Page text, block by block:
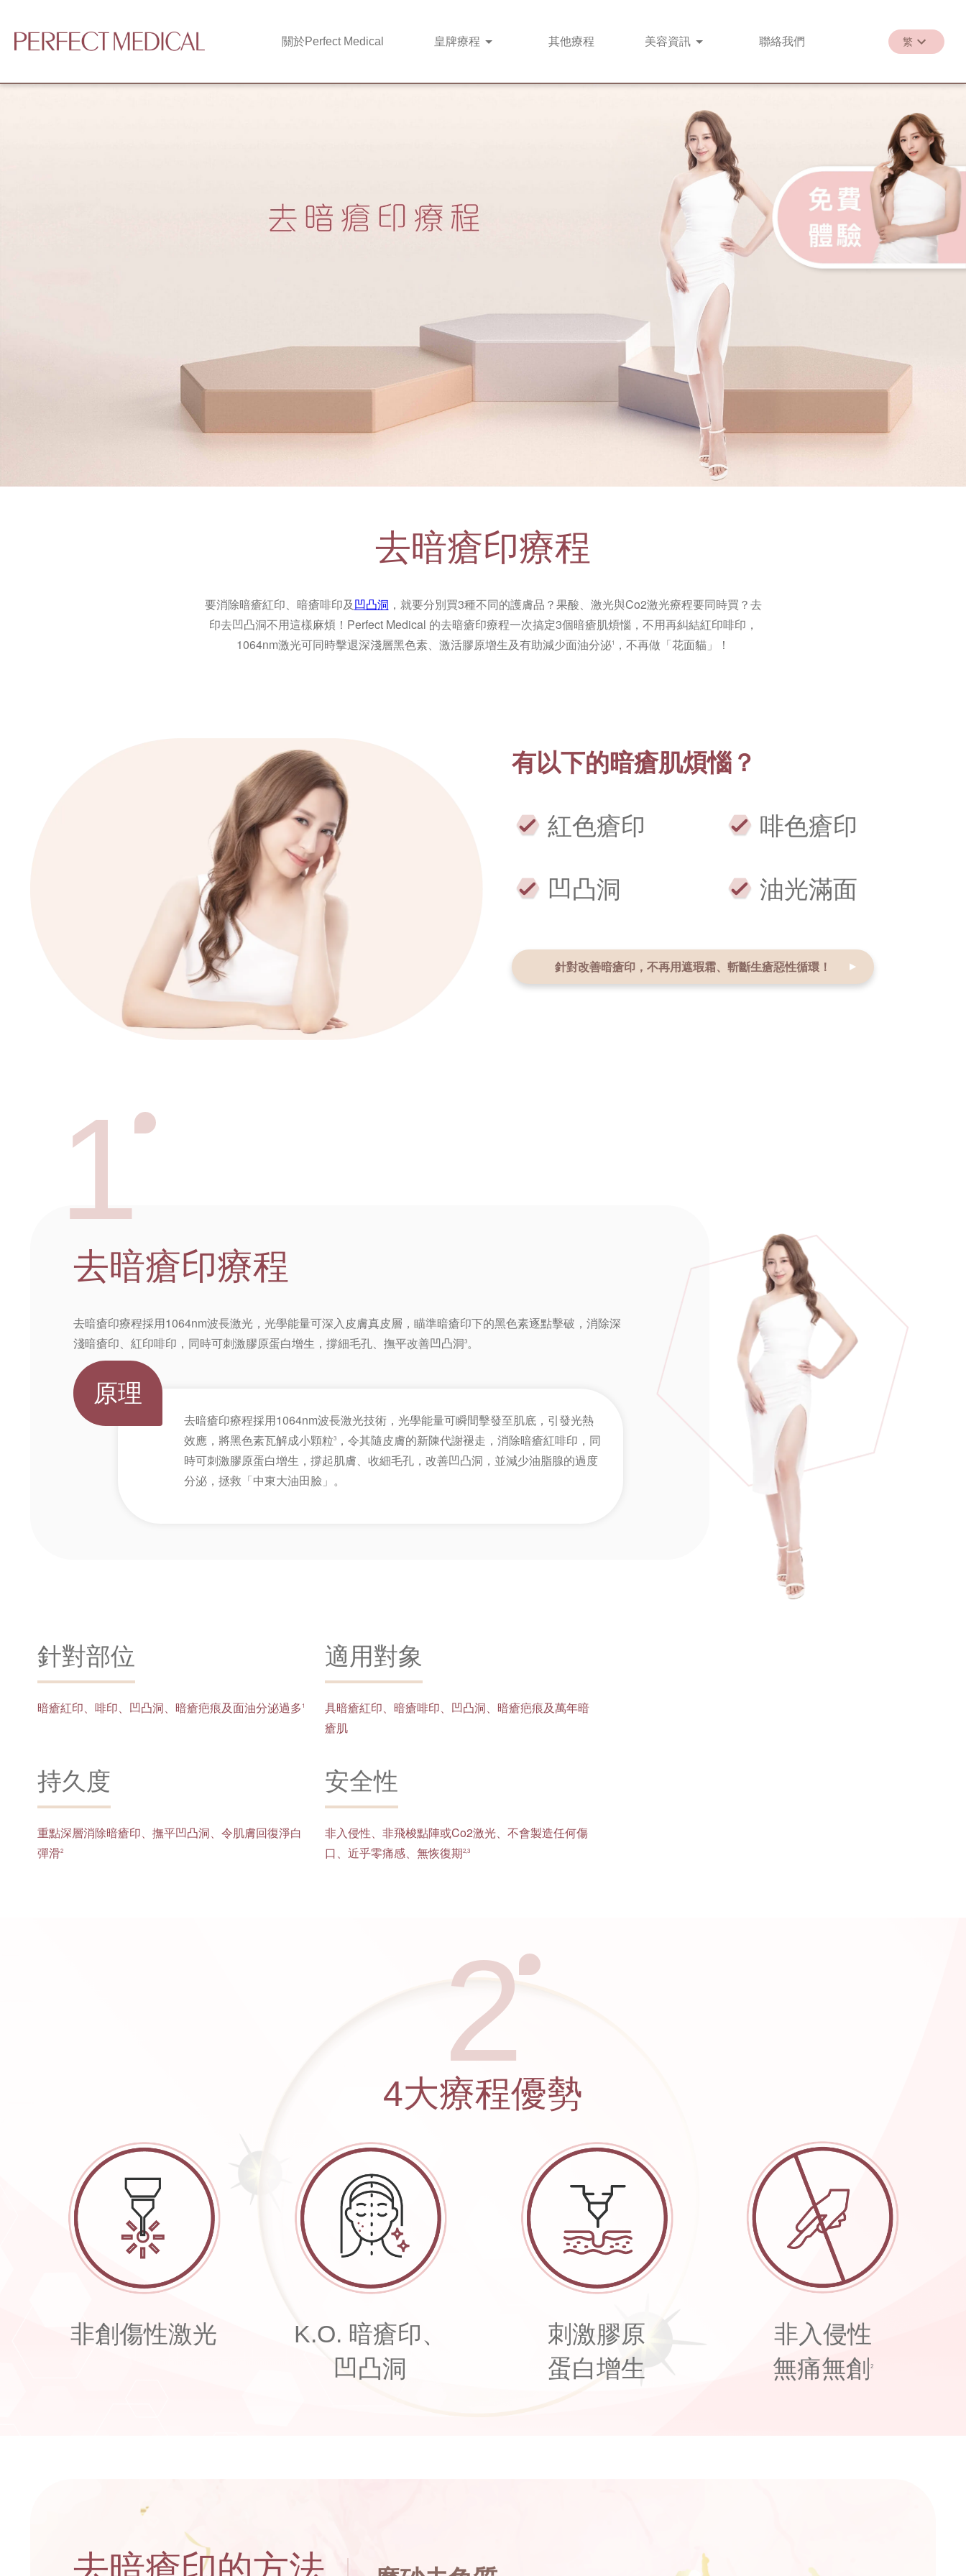
關於Perfect Medical 皇牌療程 其他療程 美容資訊 聯絡我們 繁
去暗瘡印療程
要消除暗瘡紅印、暗瘡啡印及凹凸洞 ，就要分別買3種不同的護膚品？果酸、激光與Co2激光療程要同時買？去
印去凹凸洞不用這樣麻煩！Perfect Medical 的去暗瘡印療程一次搞定3個暗瘡肌煩惱，不用再糾結紅印啡印，
1064nm激光可同時擊退深淺層黑色素、激活膠原增生及有助減少面油分泌1 ，不再做「花面貓」！
有以下的暗瘡肌煩惱？
紅色瘡印 啡色瘡印
凹凸洞 油光滿面
針對改善暗瘡印， 不再用遮瑕霜、 斬斷生瘡惡性循環！
1
去暗瘡印療程
去暗瘡印療程採用1064nm波長激光，光學能量可深入皮膚真皮層，瞄準暗瘡印下的黑色素逐點擊破，消除深
淺暗瘡印、紅印啡印，同時可刺激膠原蛋白增生，撐細毛孔、撫平改善凹凸洞3。
原理
去暗瘡印療程採用1064nm波長激光技術，光學能量可瞬間擊發至肌底，引發光熱
效應，將黑色素瓦解成小顆粒3
，令其隨皮膚的新陳代謝褪走，消除暗瘡紅啡印，同
時可刺激膠原蛋白增生，撐起肌膚、收細毛孔，改善凹凸洞，並減少油脂腺的過度
分泌，拯救「中東大油田臉」。
針對部位
暗瘡紅印、啡印、凹凸洞、暗瘡疤痕及面油分泌過多1
適用對象
具暗瘡紅印、暗瘡啡印、凹凸洞、暗瘡疤痕及萬年暗
瘡肌
持久度
重點深層消除暗瘡印、撫平凹凸洞、令肌膚回復淨白
彈滑2
安全性
非入侵性、非飛梭點陣或Co2激光、不會製造任何傷
口、近乎零痛感、無恢復期2,3
2
4大療程優勢
非創傷性激光
K.O. 暗瘡印、
凹凸洞
刺激膠原
蛋白增生
非入侵性
無痛無創
2